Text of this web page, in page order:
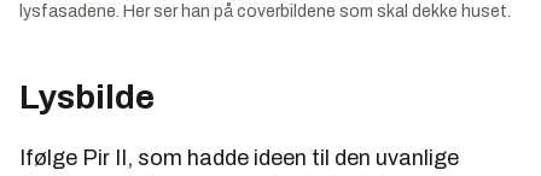
lysfasadene. Her ser han på coverbildene som skal dekke huset.
Lysbilde
Ifølge Pir II, som hadde ideen til den uvanlige